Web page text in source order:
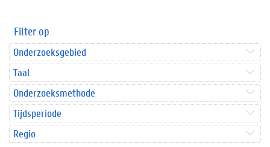
Filter op
Onderzoeksgebied
Taal
Onderzoeksmethode
Tijdsperiode
Regio